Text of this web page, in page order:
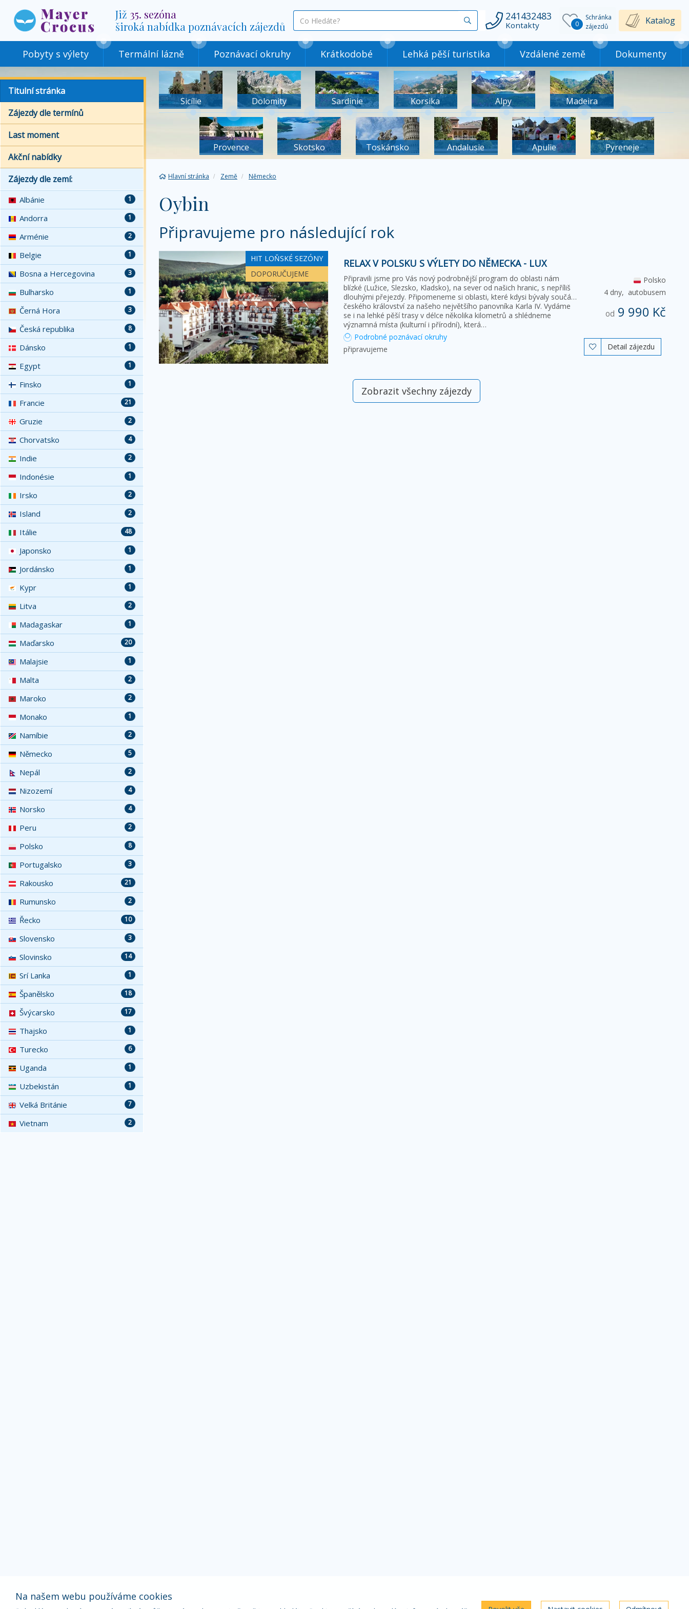
Již 35. sezóna
široká nabídka poznávacích zájezdů
co
hledáte
Vyhledat 241432483
Kontakty
Schránka
zájezdů
0 Katalog
Pobyty s výlety Termální lázně Poznávací okruhy Krátkodobé Lehká pěší turistika Vzdálené země Dokumenty
Sicílie Dolomity Sardinie Korsika Alpy Madeira
Provence Skotsko Toskánsko Andalusie Apulie Pyreneje
Hlavní stránka Země Německo
Oybin
Připravujeme pro následující rok
HIT LOŇSKÉ SEZÓNY
DOPORUČUJEME
RELAX V POLSKU S VÝLETY DO NĚMECKA - LUX
Připravili jsme pro Vás nový podrobnější program do oblasti nám
blízké (Lužice, Slezsko, Kladsko), na sever od našich hranic, s nepříliš
dlouhými přejezdy. Připomeneme si oblasti, které kdysi bývaly součástí
českého království za našeho největšího panovníka Karla IV. Vydáme
se i na lehké pěší trasy v délce několika kilometrů a shlédneme
významná místa (kulturní i přírodní), která…
Polsko
4 dny, autobusem
od 9 990 Kč
Podrobné poznávací okruhy
připravujeme
 Detail zájezdu
Zobrazit všechny zájezdy
Titulní stránka
Zájezdy dle termínů
Last moment
Akční nabídky
Zájezdy dle zemí:
1
Albánie
1
Andorra
2
Arménie
1
Belgie
3
Bosna a Hercegovina
1
Bulharsko
3
Černá Hora
8
Česká republika
1
Dánsko
1
Egypt
1
Finsko
21
Francie
2
Gruzie
4
Chorvatsko
2
Indie
1
Indonésie
2
Irsko
2
Island
48
Itálie
1
Japonsko
1
Jordánsko
1
Kypr
2
Litva
1
Madagaskar
20
Maďarsko
1
Malajsie
2
Malta
2
Maroko
1
Monako
2
Namíbie
5
Německo
2
Nepál
4
Nizozemí
4
Norsko
2
Peru
8
Polsko
3
Portugalsko
21
Rakousko
2
Rumunsko
10
Řecko
3
Slovensko
14
Slovinsko
1
Srí Lanka
18
Španělsko
17
Švýcarsko
1
Thajsko
6
Turecko
1
Uganda
1
Uzbekistán
7
Velká Británie
2
Vietnam
Na našem webu používáme cookies